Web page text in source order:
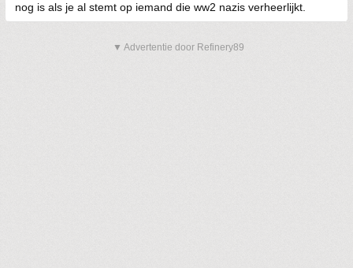
nog is als je al stemt op iemand die ww2 nazis verheerlijkt.
▼ Advertentie door Refinery89